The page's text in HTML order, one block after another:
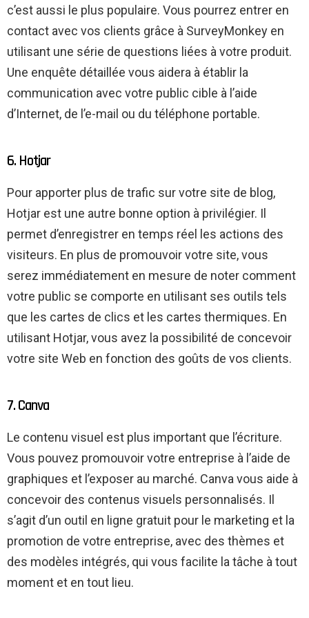
c’est aussi le plus populaire. Vous pourrez entrer en
contact avec vos clients grâce à SurveyMonkey en
utilisant une série de questions liées à votre produit.
Une enquête détaillée vous aidera à établir la
communication avec votre public cible à l’aide
d’Internet, de l’e-mail ou du téléphone portable.
6. Hotjar
Pour apporter plus de trafic sur votre site de blog,
Hotjar est une autre bonne option à privilégier. Il
permet d’enregistrer en temps réel les actions des
visiteurs. En plus de promouvoir votre site, vous
serez immédiatement en mesure de noter comment
votre public se comporte en utilisant ses outils tels
que les cartes de clics et les cartes thermiques. En
utilisant Hotjar, vous avez la possibilité de concevoir
votre site Web en fonction des goûts de vos clients.
7. Canva
Le contenu visuel est plus important que l’écriture.
Vous pouvez promouvoir votre entreprise à l’aide de
graphiques et l’exposer au marché. Canva vous aide à
concevoir des contenus visuels personnalisés. Il
s’agit d’un outil en ligne gratuit pour le marketing et la
promotion de votre entreprise, avec des thèmes et
des modèles intégrés, qui vous facilite la tâche à tout
moment et en tout lieu.